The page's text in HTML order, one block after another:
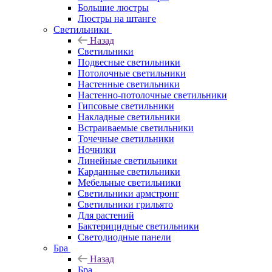
Большие люстры
Люстры на штанге
Светильники
Назад
Светильники
Подвесные светильники
Потолочные светильники
Настенные светильники
Настенно-потолочные светильники
Гипсовые светильники
Накладные светильники
Встраиваемые светильники
Точечные светильники
Ночники
Линейные светильники
Карданные светильники
Мебельные светильники
Светильники армстронг
Светильники грильято
Для растений
Бактерицидные светильники
Светодиодные панели
Бра
Назад
Бра